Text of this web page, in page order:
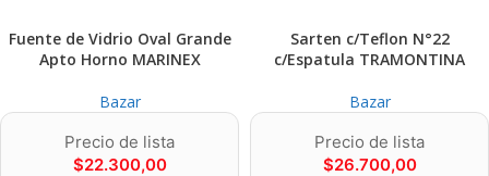
Fuente de Vidrio Oval Grande
Apto Horno MARINEX
Bazar
Precio de lista
$22.300,00
Sarten c/Teflon N°22
c/Espatula TRAMONTINA
Bazar
Precio de lista
$26.700,00